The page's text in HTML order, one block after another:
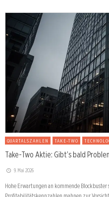
QUARTALSZAHLEN TAKE-TWO
Take-Two Aktie: Gibt’s bald
9. Mai 2026
Hohe Erwartungen an kommende
Profitabilitätskennzahlen mahnen zur